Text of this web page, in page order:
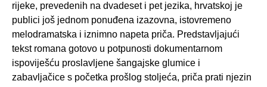
rijeke, prevedenih na dvadeset i pet jezika, hrvatskoj je
publici još jednom ponuđena izazovna, istovremeno
melodramatska i iznimno napeta priča. Predstavljajući
tekst romana gotovo u potpunosti dokumentarnom
ispoviješću proslavljene šangajske glumice i
zabavljačice s početka prošlog stoljeća, priča prati njezin